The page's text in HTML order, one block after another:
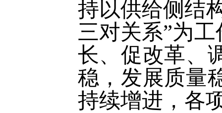
持以供给侧结
三对关系”为
长、促改革、
稳，发展质量
持续增进，各